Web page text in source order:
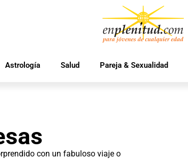
Astrología Salud Pareja & Sexualidad
con un fabuloso viaje o